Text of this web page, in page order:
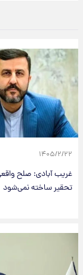
۱۴۰۵/۲/۲۲
غریب آبادی: صلح
تحقیر ساخته نمی‌شود